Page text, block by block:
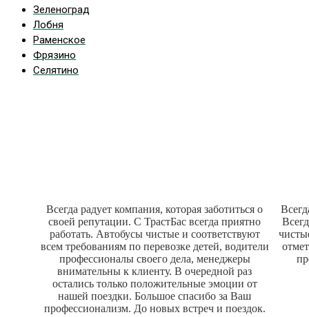
Зеленоград
Лобня
Раменское
Фрязино
Селятино
Всегда радует компания, которая заботиться о
своей репутации. С ТрастБас всегда приятно
работать. Автобусы чистые и соответствуют
всем требованиям по перевозке детей, водители
профессионалы своего дела, менеджеры
внимательны к клиенту. В очередной раз
остались только положительные эмоции от
нашей поездки. Большое спасибо за Ваш
профессионализм. До новых встреч и поездок.